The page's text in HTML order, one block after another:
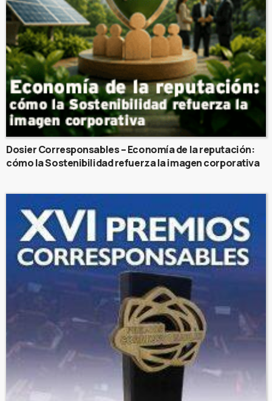
Dosier Corresponsables – Economía de la reputación:
cómo la Sostenibilidad refuerza la imagen corporativa